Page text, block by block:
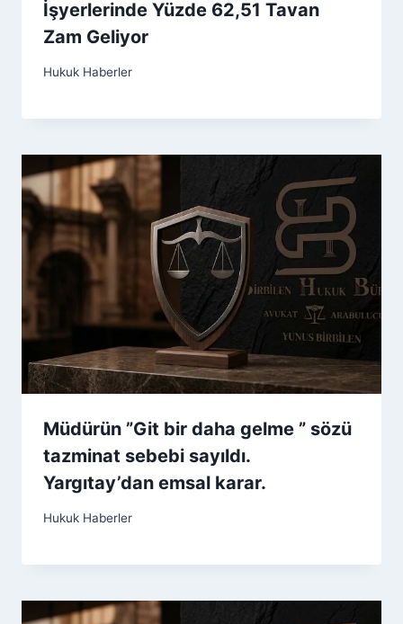
İşyerlerinde Yüzde 62,51 Tavan
Zam Geliyor
Hukuk Haberler
Müdürün ”Git bir daha gelme ” sözü
tazminat sebebi sayıldı.
Yargıtay’dan emsal karar.
Hukuk Haberler